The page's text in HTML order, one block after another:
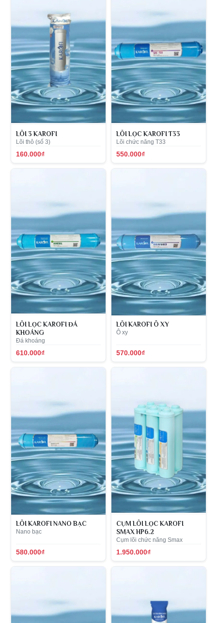
LÕI 3 KAROFI
Lõi thô (số 3)
160.000₫
LÕI LỌC KAROFI T33
Lõi chức năng T33
550.000₫
LÕI LỌC KAROFI ĐÁ
KHOÁNG
Đá khoáng
610.000₫
LÕI KAROFI Ô XY
Ô xy
570.000₫
LÕI KAROFI NANO BẠC
Nano bạc
580.000₫
CỤM LÕI LỌC KAROFI
SMAX HP6.2
Cụm lõi chức năng Smax
1.950.000₫